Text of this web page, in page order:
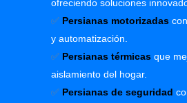
ofreciendo soluciones
✅ Persianas motorizadas
y automatización.
✅ Persianas térmicas que
aislamiento del hogar.
✅ Persianas de seguridad